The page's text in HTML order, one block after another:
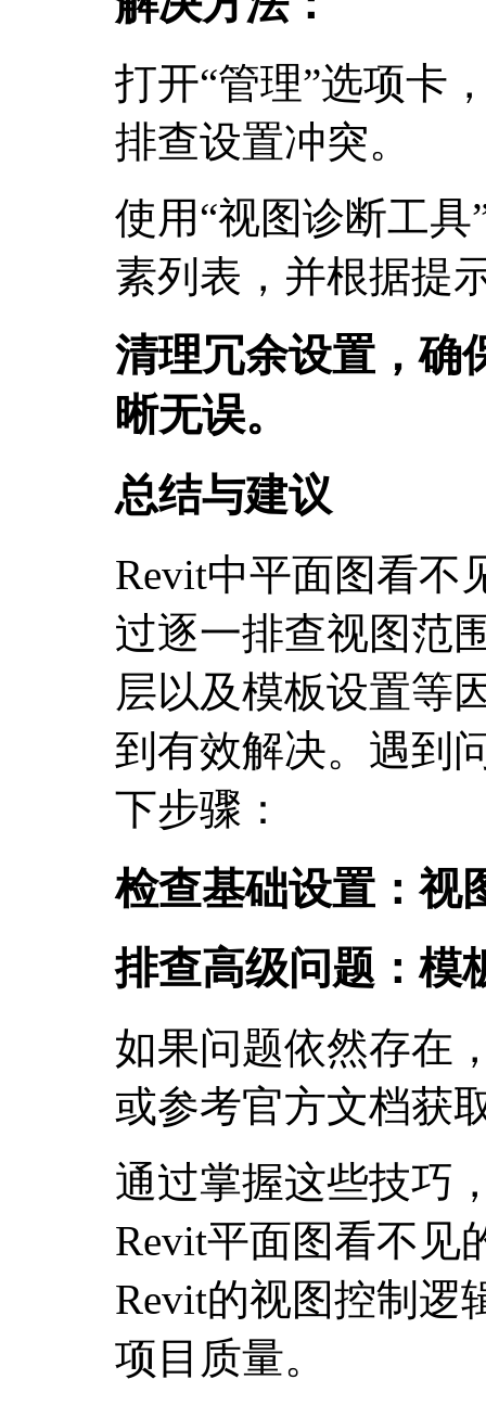
打开“管理”选项卡
排查设置冲突。
使用“视图诊断工
素列表，并根据提
清理冗余设置，确
晰无误。
总结与建议
Revit中平面图看不
过逐一排查视图范
层以及模板设置等
到有效解决。遇到
下步骤：
检查基础设置：视
排查高级问题：模
如果问题依然存在
或参考官方文档获
通过掌握这些技巧
Revit平面图看不见
Revit的视图控制逻
项目质量。